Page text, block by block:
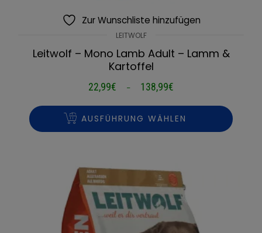
Zur Wunschliste hinzufügen
LEITWOLF
Leitwolf – Mono Lamb Adult – Lamm &
Kartoffel
22,99€ – 138,99€
bis
AUSFÜHRUNG WÄHLEN